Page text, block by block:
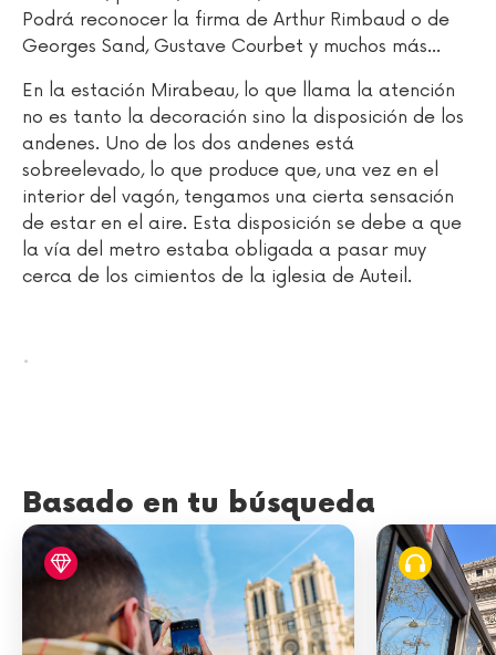
Podrá reconocer la firma de Arthur Rimbaud o de
Georges Sand, Gustave Courbet y muchos más…
En la estación Mirabeau, lo que llama la atención
no es tanto la decoración sino la disposición de los
andenes. Uno de los dos andenes está
sobreelevado, lo que produce que, una vez en el
interior del vagón, tengamos una cierta sensación
de estar en el aire. Esta disposición se debe a que
la vía del metro estaba obligada a pasar muy
cerca de los cimientos de la iglesia de Auteil.
.
Basado en tu búsqueda